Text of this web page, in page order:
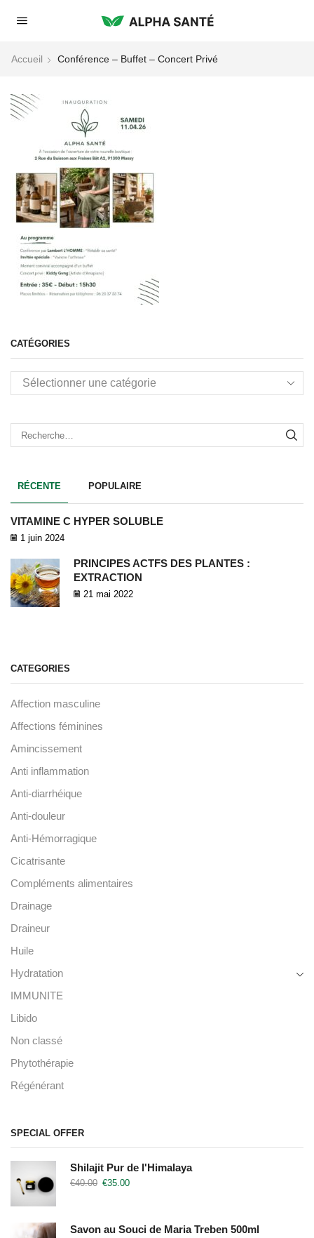
Accueil Conférence – Buffet – Concert Privé
CATÉGORIES
RÉCENTE POPULAIRE
VITAMINE C HYPER SOLUBLE
1 juin 2024
PRINCIPES ACTFS DES PLANTES :
EXTRACTION
21 mai 2022
CATEGORIES
Affection masculine
Affections féminines
Amincissement
Anti inflammation
Anti-diarrhéique
Anti-douleur
Anti-Hémorragique
Cicatrisante
Compléments alimentaires
Drainage
Draineur
Huile
Hydratation
IMMUNITE
Libido
Non classé
Phytothérapie
Régénérant
SPECIAL OFFER
Shilajit Pur de l'Himalaya
€40.00 €35.00
Savon au Souci de Maria Treben 500ml